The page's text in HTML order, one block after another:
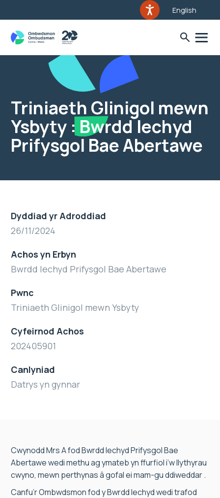
English
Triniaeth Glinigol mewn
Ysbyty : Bwrdd Iechyd
Prifysgol Bae Abertawe
Dyddiad yr Adroddiad
26/11/2024
Achos yn Erbyn
Bwrdd Iechyd Prifysgol Bae Abertawe
Pwnc
Triniaeth Glinigol mewn Ysbyty
Cyfeirnod Achos
202405901
Canlyniad
Datrys yn gynnar
Cwynodd Mrs A fod Bwrdd Iechyd Prifysgol Bae
Abertawe wedi methu ag ymateb yn ffurfiol i’w llythyrau
cwyno, mewn perthynas â gofal ei mam-gu ddiweddar .
Canfu’r Ombwdsmon fod y Bwrdd Iechyd wedi trafod